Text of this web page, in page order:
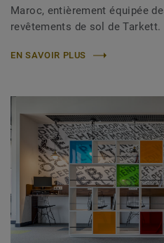
Maroc, entièrement équipée
revêtements de sol de Tarkett.
EN SAVOIR PLUS